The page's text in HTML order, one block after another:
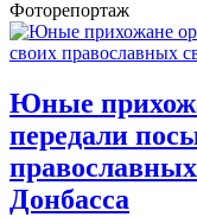
Фоторепортаж
Юные
передали
Донбасса